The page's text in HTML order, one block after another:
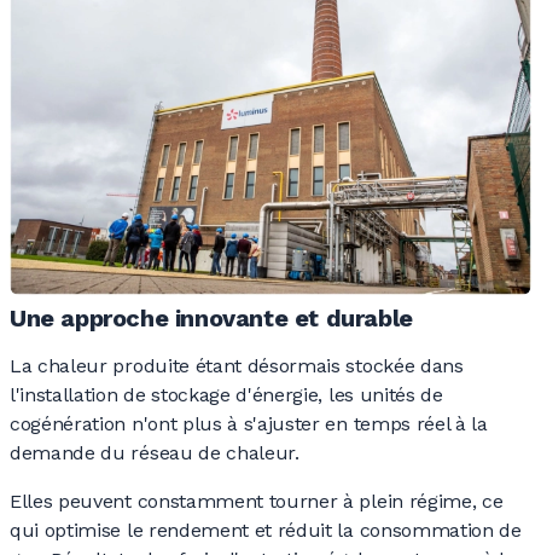
Une approche innovante et durable
La chaleur produite étant désormais stockée dans
l'installation de stockage d'énergie, les unités de
cogénération n'ont plus à s'ajuster en temps réel à la
demande du réseau de chaleur.
Elles peuvent constamment tourner à plein régime, ce
qui optimise le rendement et réduit la consommation de